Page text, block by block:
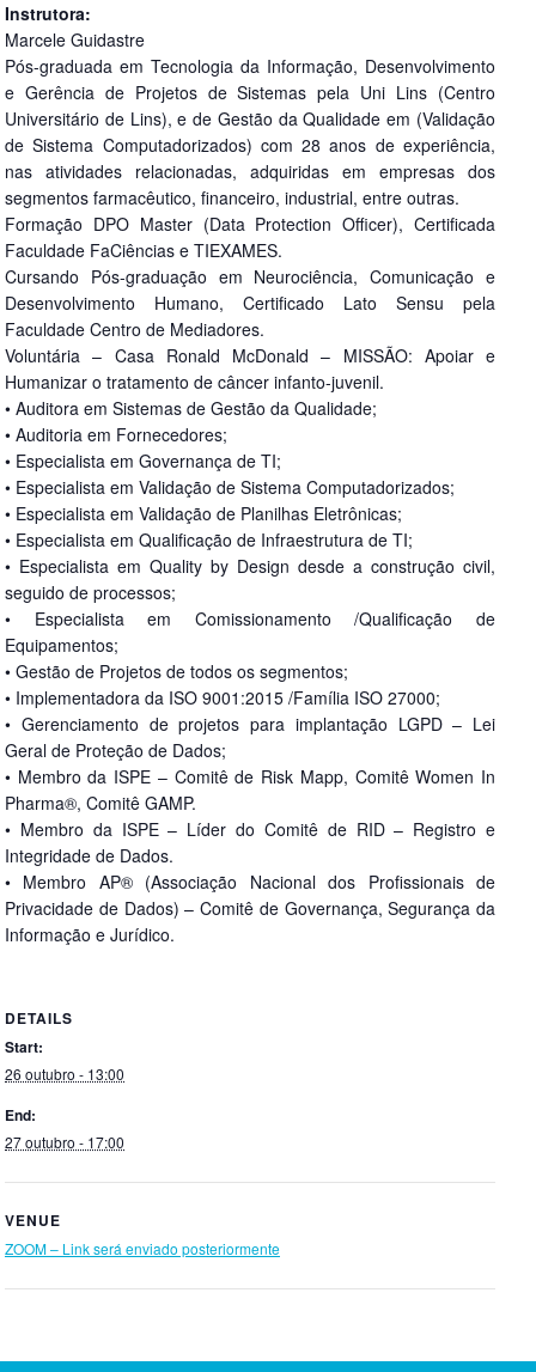
Instrutora:
Marcele Guidastre
Pós-graduada em Tecnologia da Informação, Desenvolvimento
e Gerência de Projetos de Sistemas pela Uni Lins (Centro
Universitário de Lins), e de Gestão da Qualidade em (Validação
de Sistema Computadorizados) com 28 anos de experiência,
nas atividades relacionadas, adquiridas em empresas dos
segmentos farmacêutico, financeiro, industrial, entre outras.
Formação DPO Master (Data Protection Officer), Certificada
Faculdade FaCiências e TIEXAMES.
Cursando Pós-graduação em Neurociência, Comunicação e
Desenvolvimento Humano, Certificado Lato Sensu pela
Faculdade Centro de Mediadores.
Voluntária – Casa Ronald McDonald – MISSÃO: Apoiar e
Humanizar o tratamento de câncer infanto-juvenil.
• Auditora em Sistemas de Gestão da Qualidade;
• Auditoria em Fornecedores;
• Especialista em Governança de TI;
• Especialista em Validação de Sistema Computadorizados;
• Especialista em Validação de Planilhas Eletrônicas;
• Especialista em Qualificação de Infraestrutura de TI;
• Especialista em Quality by Design desde a construção civil,
seguido de processos;
• Especialista em Comissionamento /Qualificação de
Equipamentos;
• Gestão de Projetos de todos os segmentos;
• Implementadora da ISO 9001:2015 /Família ISO 27000;
• Gerenciamento de projetos para implantação LGPD – Lei
Geral de Proteção de Dados;
• Membro da ISPE – Comitê de Risk Mapp, Comitê Women In
Pharma®, Comitê GAMP.
• Membro da ISPE – Líder do Comitê de RID – Registro e
Integridade de Dados.
• Membro AP® (Associação Nacional dos Profissionais de
Privacidade de Dados) – Comitê de Governança, Segurança da
Informação e Jurídico.
DETAILS
Start:
26 outubro - 13:00
End:
27 outubro - 17:00
VENUE
ZOOM – Link será enviado posteriormente